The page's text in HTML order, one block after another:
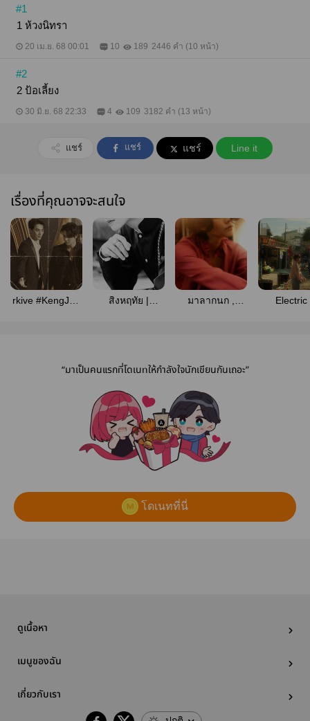
#1
1 ห้วงนิทรา
20 เม.ย. 68 00:01 10 189 2446 คำ (10 หน้า)
#2
2 ป้อเลี้ยง
30 มิ.ย. 68 22:33 4 109 3182 คำ (13 หน้า)
แชร์ แชร์ แชร์ Line it
เรื่องที่คุณอาจจะสนใจ
rkive #KengJeff
สิงหฤทัย |
มาลากนก ,
Electric
“มาเป็นคนแรกที่โดเนทให้กำลังใจนักเขียนกันเถอะ”
โดเนทที่นี่
ดูเนื้อหา
เมนูของฉัน
เกี่ยวกับเรา